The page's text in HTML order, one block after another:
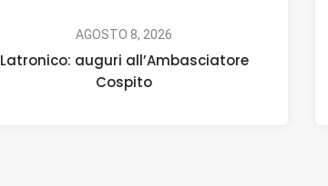
AGOSTO 8, 2026
Latronico: auguri all’Ambasciatore
Cospito